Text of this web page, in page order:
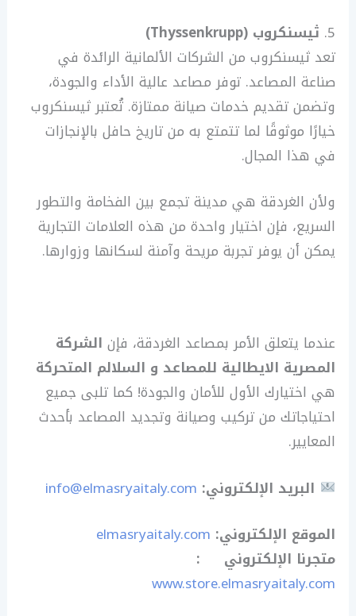
5. ثيسنكروب (Thyssenkrupp)
تعد ثيسنكروب من الشركات الألمانية الرائدة في
صناعة المصاعد. توفر مصاعد عالية الأداء والجودة،
وتضمن تقديم خدمات صيانة ممتازة. تُعتبر ثيسنكروب
خيارًا موثوقًا لما تتمتع به من تاريخ حافل بالإنجازات
في هذا المجال.
ولأن الغردقة هي مدينة تجمع بين الفخامة والتطور
السريع، فإن اختيار واحدة من هذه العلامات التجارية
يمكن أن يوفر تجربة مريحة وآمنة لسكانها وزوارها.
عندما يتعلق الأمر بمصاعد الغردقة، فإن الشركة
المصرية الايطالية للمصاعد و السلالم المتحركة
هي اختيارك الأول للأمان والجودة! كما تلبى جميع
احتياجاتك من تركيب وصيانة وتجديد المصاعد بأحدث
المعايير.
البريد الإلكتروني: info@elmasryaitaly.com
الموقع الإلكتروني:
elmasryaitaly.com
متجرنا الإلكتروني
:
www.store.elmasryaitaly.com